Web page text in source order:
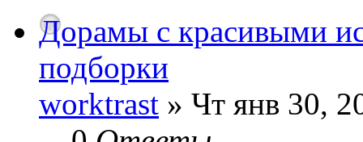
Дорамы с красивыми
подборки
worktrast » Чт янв 30,